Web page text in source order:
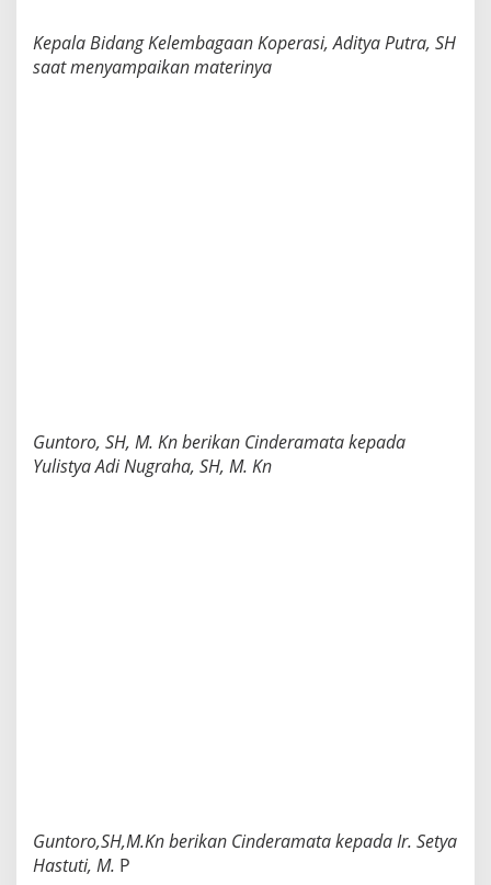
Kepala Bidang Kelembagaan Koperasi, Aditya Putra, SH
saat menyampaikan materinya
Guntoro, SH, M. Kn berikan Cinderamata kepada
Yulistya Adi Nugraha, SH, M. Kn
Guntoro,SH,M.Kn berikan Cinderamata kepada Ir. Setya
Hastuti, M. P